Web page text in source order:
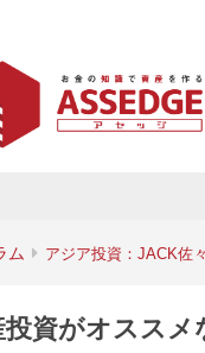
ム アジア投資：JACK佐
資がオススメ